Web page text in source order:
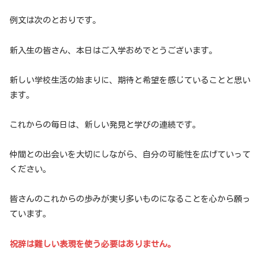
例文は次のとおりです。
新入生の皆さん、本日はご入学おめでとうございます。
新しい学校生活の始まりに、期待と希望を感じていることと思い
ます。
これからの毎日は、新しい発見と学びの連続です。
仲間との出会いを大切にしながら、自分の可能性を広げていって
ください。
皆さんのこれからの歩みが実り多いものになることを心から願っ
ています。
祝辞は難しい表現を使う必要はありません。